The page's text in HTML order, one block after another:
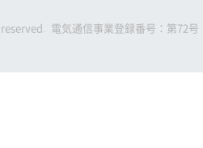
電気通信事業登録番号：第72号